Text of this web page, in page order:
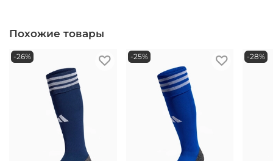
Похожие товары
-26% -25% -28%